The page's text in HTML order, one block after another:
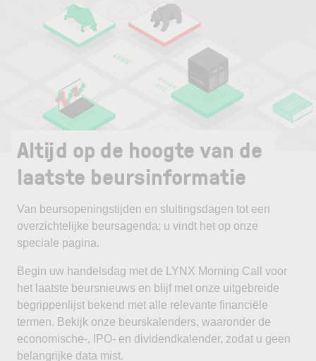
Altijd op de hoogte van de
laatste beursinformatie
Van beursopeningstijden en sluitingsdagen tot een
overzichtelijke beursagenda; u vindt het op onze
speciale pagina.
Begin uw handelsdag met de LYNX Morning Call voor
het laatste beursnieuws en blijf met onze uitgebreide
begrippenlijst bekend met alle relevante financiële
termen. Bekijk onze beurskalenders, waaronder de
economische-, IPO- en dividendkalender, zodat u geen
belangrijke data mist.